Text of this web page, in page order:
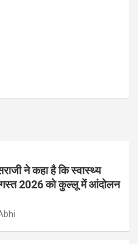
ने कहा है कि स्वास्थ्य
2026 को कुल्लू में आंदोलन